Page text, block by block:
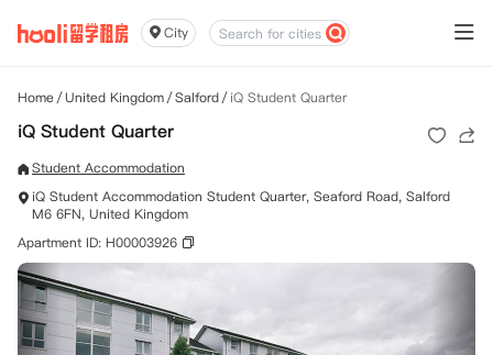
City
Home/United Kingdom/Salford/iQ Student Quarter
iQ Student Quarter
Student Accommodation
iQ Student Accommodation Student Quarter, Seaford Road, Salford
M6 6FN, United Kingdom
Apartment ID: H00003926